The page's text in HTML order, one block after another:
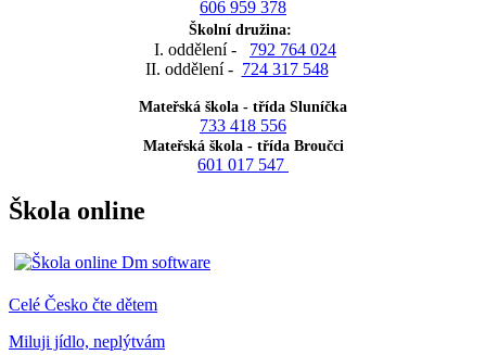
606 959 378
Školní družina:
I. oddělení - 792 764 024
II. oddělení - 724 317 548
Mateřská škola - třída Sluníčka
733 418 556
Mateřská škola - třída Broučci
601 017 547
Škola online
Celé Česko čte dětem
Miluji jídlo, neplýtvám